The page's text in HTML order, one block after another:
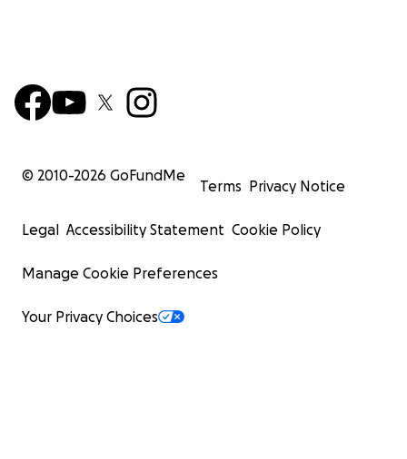
© 2010-2026 GoFundMe
Terms Privacy Notice
Legal Accessibility Statement Cookie Policy
Manage Cookie Preferences
Your Privacy Choices